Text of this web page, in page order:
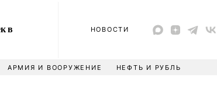
в
НОВОСТИ
АРМИЯ И ВООРУЖЕНИЕ НЕФТЬ И РУБЛЬ